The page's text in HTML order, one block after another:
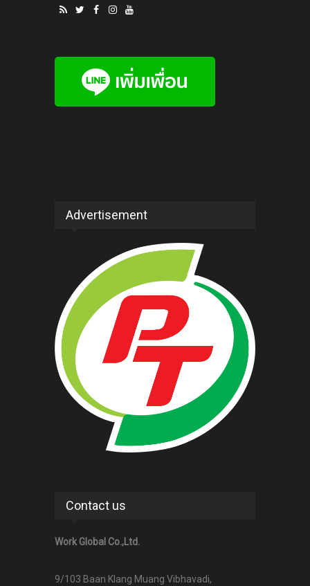
Advertisement
Contact us
Work Global Co.,Ltd.
9/103 Baan Klang Muang Vibhavadi,